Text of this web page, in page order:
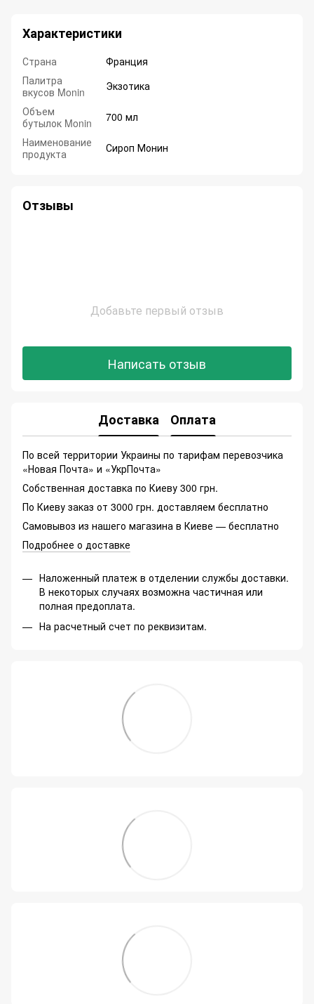
Характеристики
Страна
Франция
Палитра
вкусов Monin
Экзотика
Объем
бутылок Monin
700 мл
Наименование
продукта
Сироп Монин
Отзывы
Добавьте первый отзыв
Написать отзыв
Доставка Оплата
По всей территории Украины по тарифам перевозчика
«Новая Почта» и «УкрПочта»
Собственная доставка по Киеву 300 грн.
По Киеву заказ от 3000 грн. доставляем бесплатно
Самовывоз из нашего магазина в Киеве — бесплатно
Подробнее о доставке
Наложенный платеж в отделении службы доставки.
В некоторых случаях возможна частичная или
полная предоплата.
На расчетный счет по реквизитам.